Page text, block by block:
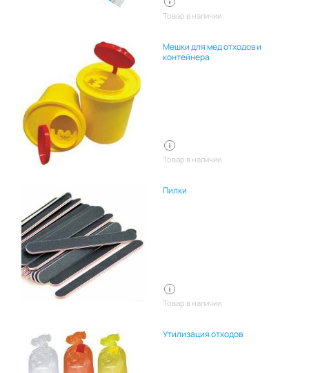
Товар в наличии
Мешки для мед отходов и
контейнера
Товар в наличии
Пилки
Товар в наличии
Утилизация отходов